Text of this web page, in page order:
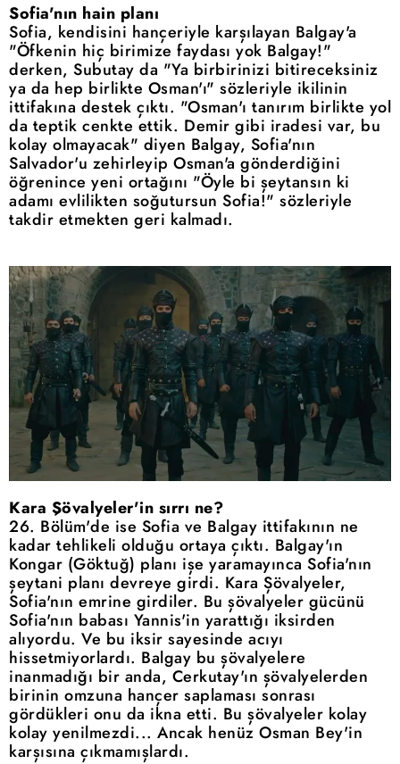
Sofia'nın hain planı
Sofia, kendisini hançeriyle karşılayan Balgay'a
"Öfkenin hiç birimize faydası yok Balgay!"
derken, Subutay da "Ya birbirinizi bitireceksiniz
ya da hep birlikte Osman'ı" sözleriyle ikilinin
ittifakına destek çıktı. "Osman'ı tanırım birlikte yol
da teptik cenkte ettik. Demir gibi iradesi var, bu
kolay olmayacak" diyen Balgay, Sofia'nın
Salvador'u zehirleyip Osman'a gönderdiğini
öğrenince yeni ortağını "Öyle bi şeytansın ki
adamı evlilikten soğutursun Sofia!" sözleriyle
takdir etmekten geri kalmadı.
Kara Şövalyeler'in sırrı ne?
26. Bölüm'de ise Sofia ve Balgay ittifakının ne
kadar tehlikeli olduğu ortaya çıktı. Balgay'ın
Kongar (Göktuğ) planı işe yaramayınca Sofia'nın
şeytani planı devreye girdi. Kara Şövalyeler,
Sofia'nın emrine girdiler. Bu şövalyeler gücünü
Sofia'nın babası Yannis'in yarattığı iksirden
alıyordu. Ve bu iksir sayesinde acıyı
hissetmiyorlardı. Balgay bu şövalyelere
inanmadığı bir anda, Cerkutay'ın şövalyelerden
birinin omzuna hançer saplaması sonrası
gördükleri onu da ikna etti. Bu şövalyeler kolay
kolay yenilmezdi... Ancak henüz Osman Bey'in
karşısına çıkmamışlardı.